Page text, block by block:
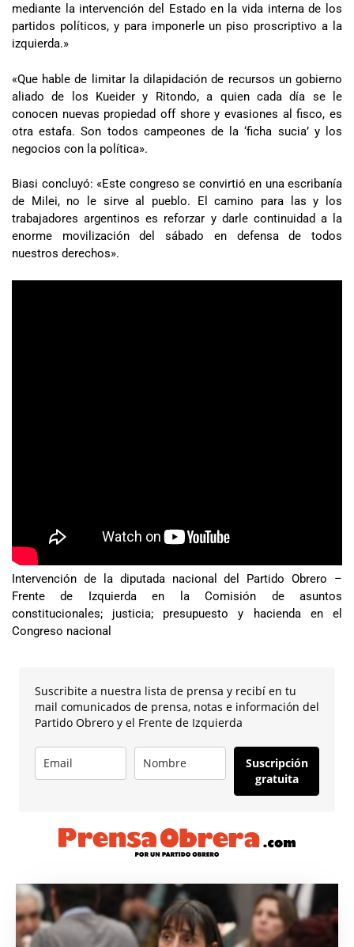
mediante la intervención del Estado en la vida interna de los
partidos políticos, y para imponerle un piso proscriptivo a la
izquierda.»
«Que hable de limitar la dilapidación de recursos un gobierno
aliado de los Kueider y Ritondo, a quien cada día se le
conocen nuevas propiedad off shore y evasiones al fisco, es
otra estafa. Son todos campeones de la ‘ficha sucia’ y los
negocios con la política».
Biasi concluyó: «Este congreso se convirtió en una escribanía
de Milei, no le sirve al pueblo. El camino para las y los
trabajadores argentinos es reforzar y darle continuidad a la
enorme movilización del sábado en defensa de todos
nuestros derechos».
Intervención de la diputada nacional del Partido Obrero –
Frente de Izquierda en la Comisión de asuntos
constitucionales; justicia; presupuesto y hacienda en el
Congreso nacional
Suscribite a nuestra lista de prensa y recibí en tu
mail comunicados de prensa, notas e información del
Partido Obrero y el Frente de Izquierda
Suscripción
gratuita